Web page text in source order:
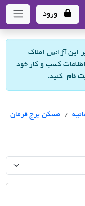
املاک
ورود
این آژانس املاک
کسب و کار خود
نام کنید.
املاکمسکن برج فرمان